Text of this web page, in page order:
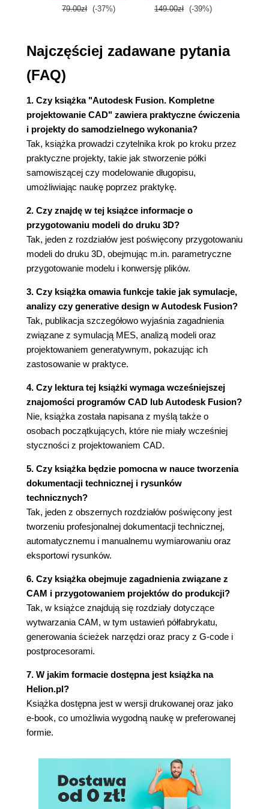
2.4. Stelaż
Rozdział 3. Szkice 2D
3.1. Wstęp
Ćwiczenie 1.
Odbicie
Szyk kołowy
Szyk prostokątny
3.3. Wymiar szkicu
Główne zastosowania wymiarowania szkiców
W pełni związany szkic
Parametry szkicu
3.4. Zaawansowane narzędzia 2D
3.5. Rzutowanie geometrii
Modyfikatory 2D
Wiązania szkicu
Modyfikatory w praktyce
Wiązania w praktyce
Rozdział 4. Modelowanie 3D
4.1. Modelowanie 3D w teorii
Historia modelowania 3D
4.2. Środowiska projektowe
Modelowanie parametryczne
Modelowanie bezpośrednie
Modelowanie powierzchniowe
Modelowanie organiczne
długopisu
Road Map - czym jest droga projektu?
Wstęp do inżynierii odwrotnej - tworzenie kalki
Część pierwsza - korpus
Część druga - zamknięcie
Część trzecia - obsadka z wkładem
Część czwarta - skuwka
Rozdział 5. Zespół/Złożenie
5.1. Złożenia w teorii | Asocjatywny zespół
5.2. Top-Down Modeling
5.3. Bottom-Up Modeling
Tworzenie części
Usuń | Skasuj
Nieruchomy komponent
Zmiana nazwy
Wiązania zespołów i połączenia
Ograniczenia ruchu części w zespole
Wersjonowanie pliku przy zapisie
Dodatkowe zadanie
Biblioteki elementów znormalizowanych
79.00zł (-37%) 149.00zł (-39%)
Najczęściej zadawane pytania
(FAQ)
1. Czy książka "Autodesk Fusion. Kompletne
projektowanie CAD" zawiera praktyczne ćwiczenia
i projekty do samodzielnego wykonania?
Tak, książka prowadzi czytelnika krok po kroku przez
praktyczne projekty, takie jak stworzenie półki
samowiszącej czy modelowanie długopisu,
umożliwiając naukę poprzez praktykę.
2. Czy znajdę w tej książce informacje o
przygotowaniu modeli do druku 3D?
Tak, jeden z rozdziałów jest poświęcony przygotowaniu
modeli do druku 3D, obejmując m.in. parametryczne
przygotowanie modelu i konwersję plików.
3. Czy książka omawia funkcje takie jak symulacje,
analizy czy generative design w Autodesk Fusion?
Tak, publikacja szczegółowo wyjaśnia zagadnienia
związane z symulacją MES, analizą modeli oraz
projektowaniem generatywnym, pokazując ich
zastosowanie w praktyce.
4. Czy lektura tej książki wymaga wcześniejszej
znajomości programów CAD lub Autodesk Fusion?
Nie, książka została napisana z myślą także o
osobach początkujących, które nie miały wcześniej
styczności z projektowaniem CAD.
5. Czy książka będzie pomocna w nauce tworzenia
dokumentacji technicznej i rysunków
technicznych?
Tak, jeden z obszernych rozdziałów poświęcony jest
tworzeniu profesjonalnej dokumentacji technicznej,
automatycznemu i manualnemu wymiarowaniu oraz
eksportowi rysunków.
6. Czy książka obejmuje zagadnienia związane z
CAM i przygotowaniem projektów do produkcji?
Tak, w książce znajdują się rozdziały dotyczące
wytwarzania CAM, w tym ustawień półfabrykatu,
generowania ścieżek narzędzi oraz pracy z G-code i
postprocesorami.
7. W jakim formacie dostępna jest książka na
Helion.pl?
Książka dostępna jest w wersji drukowanej oraz jako
e-book, co umożliwia wygodną naukę w preferowanej
formie.